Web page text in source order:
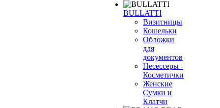
BULLATTI
Визитницы
Кошельки
Обложки
для
документов
Несессеры -
Косметички
Женские
Сумки и
Клатчи